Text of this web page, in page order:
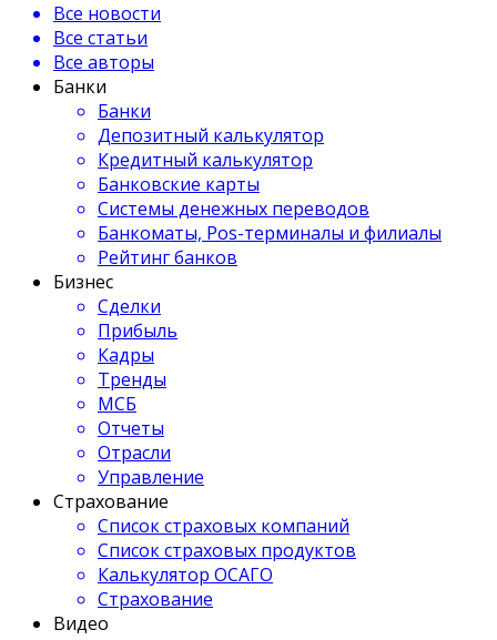
Все новости
Все статьи
Все авторы
Банки
Банки
Депозитный калькулятор
Кредитный калькулятор
Банковские карты
Системы денежных переводов
Банкоматы, Pos-терминалы и филиалы
Рейтинг банков
Бизнес
Сделки
Прибыль
Кадры
Тренды
МСБ
Отчеты
Отрасли
Управление
Страхование
Список страховых компаний
Список страховых продуктов
Калькулятор ОСАГО
Страхование
Видео